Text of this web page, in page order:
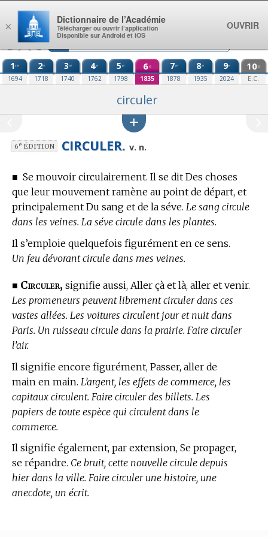
Aller au contenu
1re
1694
2e
1718
3e
1740
4e
1762
5e
1798
6e
1835
7e
1878
8e
1935
9e
2024
10e
E.C.
circuler
6eÉDITION CIRCULER. v. n.
■ Se mouvoir circulairement. Il se dit Des choses
que leur mouvement ramène au point de départ, et
principalement Du sang et de la séve. Le sang circule
dans les veines. La séve circule dans les plantes.
Il s’emploie quelquefois figurément en ce sens.
Un feu dévorant circule dans mes veines.
■ Circuler, signifie aussi, Aller çà et là, aller et venir.
Les promeneurs peuvent librement circuler dans ces
vastes allées. Les voitures circulent jour et nuit dans
Paris. Un ruisseau circule dans la prairie. Faire circuler
l’air.
Il signifie encore figurément, Passer, aller de
main en main. L’argent, les effets de commerce, les
capitaux circulent. Faire circuler des billets. Les
papiers de toute espèce qui circulent dans le
commerce.
Il signifie également, par extension, Se propager,
se répandre. Ce bruit, cette nouvelle circule depuis
hier dans la ville. Faire circuler une histoire, une
anecdote, un écrit.
×
Dictionnaire de l’Académie
Télécharger ou ouvrir l’application
Disponible sur Android et iOS
OUVRIR